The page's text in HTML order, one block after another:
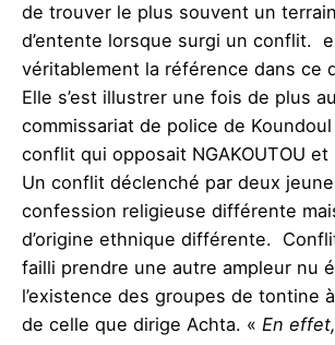
de trouver le plus souvent un terrain
d’entente lorsque surgi un conflit.
véritablement la référence dans ce
Elle s’est illustrer une fois de plus au
commissariat de police de
conflit qui opposait NGAKOUTOU et
Un conflit déclenché par deux
confession religieuse différente
d’origine ethnique différente.
failli prendre une autre ampleur nu
l’existence des groupes de tontine
de celle que dirige Achta. « En